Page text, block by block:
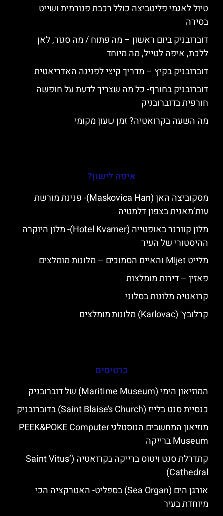
טיול לאגמי פליטביצה כולל רכבת פנורמית ושייט
בסירה
דוברובניק ביום ראשון – מה פתוח / מה סגור, לאן
ללכת, איפה לטייל, מה מיוחד
דוברובניק בקיץ – מדריך קיצי לפנינה האדריאטית
דוברובניק בחורף- כל מה שצריך לדעת על חופשה
חורפית בדוברובניק
מה השעה בקרואטיה? זמן שעון מקומי
איפה לישון?
מסקוביצה האן (Maskovica Han)- פנינת מורשת
עות’מאנית בצפון דלמטיה
מלון קוורנר באופטייה (Hotel Kvarner)- מלון היוקרה
ההיסטורי של העיר
מלייט Mljet והאיים הסמוכים – מלונות מומלצים
פאזין – דירות מומלצות
קרואטיה מלונות בסלוני
קרלובץ' (Karlovac) מלונות מומלצים
כרטיסים
המוזיאון הימי (Maritime Museum) של דוברובניק
כנסיית סנט בלייז (Saint Blaise’s Church) בדוברובניק
מוזיאון המחשבים הנוסטלגי PEEK&POKE Computer
Museum ברייקה
קתדרלת סנט ויטוס ברייקה בקרואטיה (Saint Vitus’
Cathedral)
אורגן הים (Sea Organ) בספליט- האטרקציה הכי
מיוחדת בעיר